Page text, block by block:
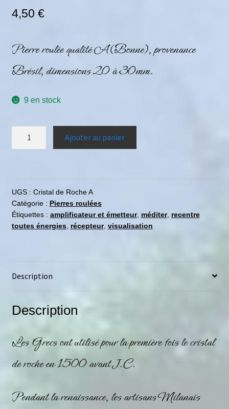
4,50 €
Pierre roulée qualité A (Bonne), provenance
Brésil, dimensions 20 à 30mm.
9 en stock
Ajouter au panier
UGS : Cristal de Roche A
Catégorie : Pierres roulées
Étiquettes : amplificateur et émetteur, méditer, recentre
toutes énergies, récepteur, visualisation
Description
Description
Les Grecs ont utilisé pour la première fois lecristal
de rocheen 1500 avant J.C.
Pendant la renaissance, les artisans Milanais